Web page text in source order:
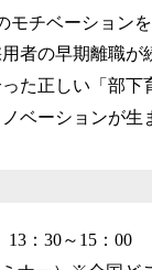
モチベーション
者の早期離職
た正しい「部下
ベーションが
13：30～15：00